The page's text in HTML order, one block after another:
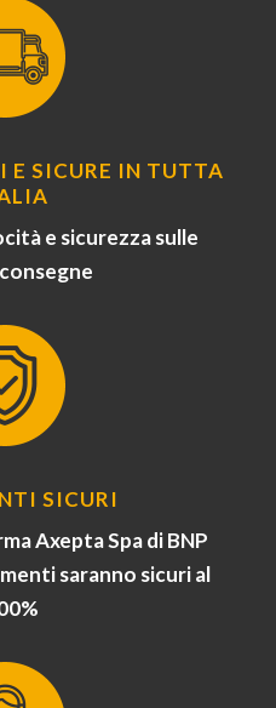
E SICURE IN TUTTA
e sicurezza sulle
SICURI
Axepta Spa di BNP
saranno sicuri al